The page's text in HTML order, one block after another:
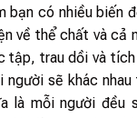
bạn có nhiều biến
về thể chất và cả
tập, trau dồi và tích
người sẽ khác
là mỗi người đều